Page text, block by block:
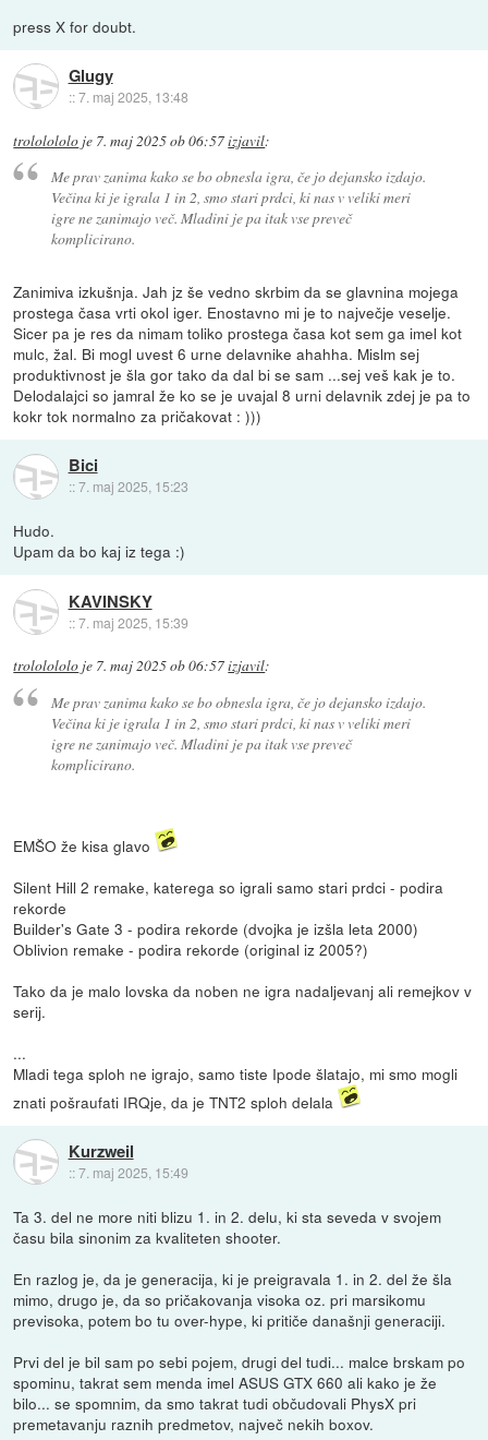
press X for doubt.
Glugy
::7. maj 2025, 13:48
trololololo je 7. maj 2025 ob 06:57izjavil:
Me prav zanima kako se bo obnesla igra, če jo dejansko izdajo.
Večina ki je igrala 1 in 2, smo stari prdci, ki nas v veliki meri
igre ne zanimajo več. Mladini je pa itak vse preveč
komplicirano.
Zanimiva izkušnja. Jah jz še vedno skrbim da se glavnina mojega
prostega časa vrti okol iger. Enostavno mi je to največje veselje.
Sicer pa je res da nimam toliko prostega časa kot sem ga imel kot
mulc, žal. Bi mogl uvest 6 urne delavnike ahahha. Mislm sej
produktivnost je šla gor tako da dal bi se sam ...sej veš kak je to.
Delodalajci so jamral že ko se je uvajal 8 urni delavnik zdej je pa to
kokr tok normalno za pričakovat : )))
Bici
::7. maj 2025, 15:23
Hudo.
Upam da bo kaj iz tega :)
KAVINSKY
::7. maj 2025, 15:39
trololololo je 7. maj 2025 ob 06:57izjavil:
Me prav zanima kako se bo obnesla igra, če jo dejansko izdajo.
Večina ki je igrala 1 in 2, smo stari prdci, ki nas v veliki meri
igre ne zanimajo več. Mladini je pa itak vse preveč
komplicirano.
EMŠO že kisa glavo
Silent Hill 2 remake, katerega so igrali samo stari prdci - podira
rekorde
Builder's Gate 3 - podira rekorde (dvojka je izšla leta 2000)
Oblivion remake - podira rekorde (original iz 2005?)
Tako da je malo lovska da noben ne igra nadaljevanj ali remejkov v
serij.
...
Mladi tega sploh ne igrajo, samo tiste Ipode šlatajo, mi smo mogli
znati pošraufati IRQje, da je TNT2 sploh delala
Kurzweil
::7. maj 2025, 15:49
Ta 3. del ne more niti blizu 1. in 2. delu, ki sta seveda v svojem
času bila sinonim za kvaliteten shooter.
En razlog je, da je generacija, ki je preigravala 1. in 2. del že šla
mimo, drugo je, da so pričakovanja visoka oz. pri marsikomu
previsoka, potem bo tu over-hype, ki pritiče današnji generaciji.
Prvi del je bil sam po sebi pojem, drugi del tudi... malce brskam po
spominu, takrat sem menda imel ASUS GTX 660 ali kako je že
bilo... se spomnim, da smo takrat tudi občudovali PhysX pri
premetavanju raznih predmetov, največ nekih boxov.